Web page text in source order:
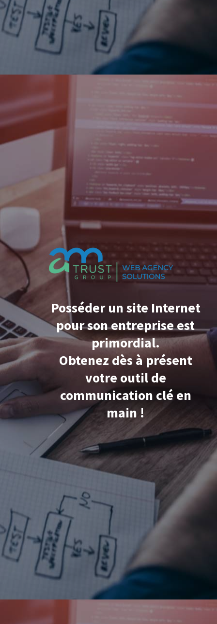
Posséder un site Internet
pour son entreprise est
primordial.
Obtenez dès à présent
votre outil de
communication clé en
main !